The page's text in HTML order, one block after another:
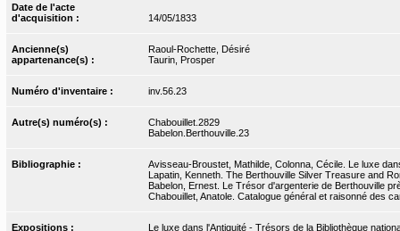
Date de l'acte
d'acquisition :
14/05/1833
Ancienne(s)
appartenance(s) :
Raoul-Rochette, Désiré
Taurin, Prosper
Numéro d'inventaire : inv.56.23
Autre(s) numéro(s) :
Chabouillet.2829
Babelon.Berthouville.23
Bibliographie :
Avisseau-Broustet, Mathilde, Colonna, Cécile. Le luxe
Lapatin, Kenneth. The Berthouville Silver Treasure and
Babelon, Ernest. Le Trésor d'argenterie de Berthouville
Chabouillet, Anatole. Catalogue général et raisonné des
Expositions :
Le luxe dans l'Antiquité - Trésors de la Bibliothèque